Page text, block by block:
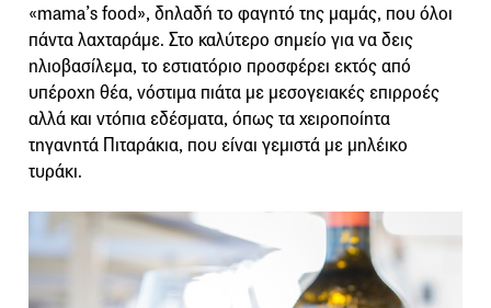
«mama’s food», δηλαδή το φαγητό της μαμάς, που όλοι
πάντα λαχταράμε. Στο καλύτερο σημείο για να δεις
ηλιοβασίλεμα, το εστιατόριο προσφέρει εκτός από
υπέροχη θέα, νόστιμα πιάτα με μεσογειακές επιρροές
αλλά και ντόπια εδέσματα, όπως τα χειροποίητα
τηγανητά Πιταράκια, που είναι γεμιστά με μηλέικο
τυράκι.